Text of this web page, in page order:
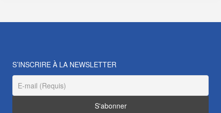
S’INSCRIRE À LA NEWSLETTER